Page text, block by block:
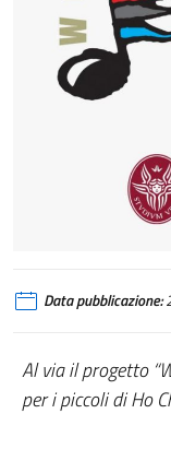
Data pubblicazione:
Al via il progetto
per i piccoli di Ho